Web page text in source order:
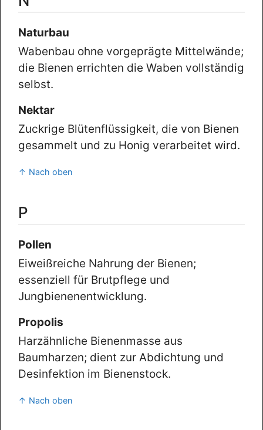
Naturbau
Wabenbau ohne vorgeprägte Mittelwände;
die Bienen errichten die Waben vollständig
selbst.
Nektar
Zuckrige Blütenflüssigkeit, die von Bienen
gesammelt und zu Honig verarbeitet wird.
↑ Nach oben
P
Pollen
Eiweißreiche Nahrung der Bienen;
essenziell für Brutpflege und
Jungbienenentwicklung.
Propolis
Harzähnliche Bienenmasse aus
Baumharzen; dient zur Abdichtung und
Desinfektion im Bienenstock.
↑ Nach oben